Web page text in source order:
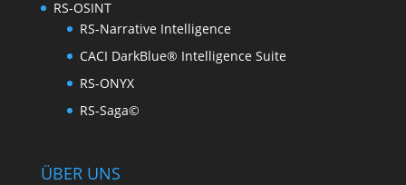
RS-OSINT
RS-Narrative Intelligence
CACI DarkBlue® Intelligence Suite
RS-ONYX
RS-Saga©
ÜBER UNS